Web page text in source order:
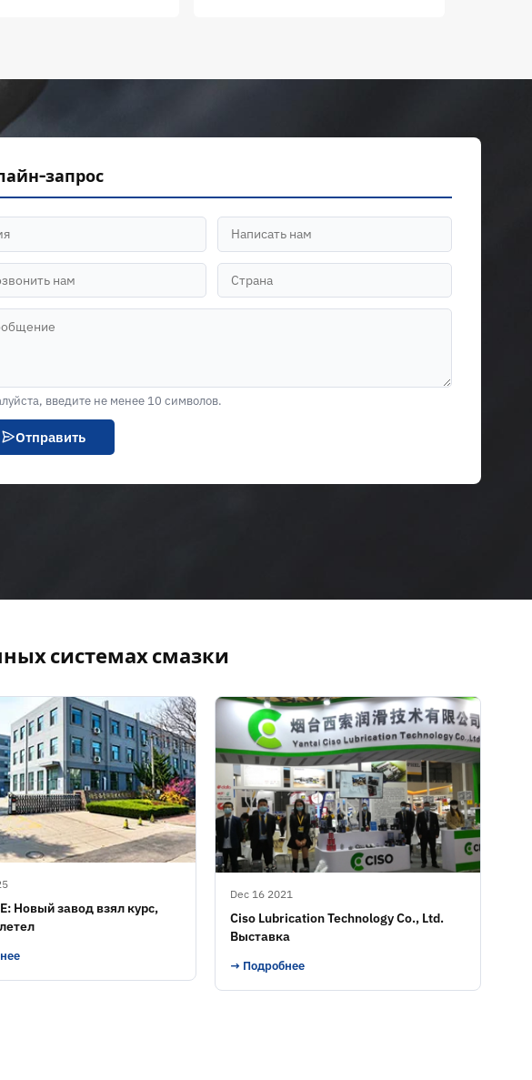
запрос
введите не менее 10 символов.
Отправить
системах смазки
Новый завод взял курс,
Dec 16 2021
Ciso Lubrication Technology Co., Ltd.
Выставка
→ Подробнее